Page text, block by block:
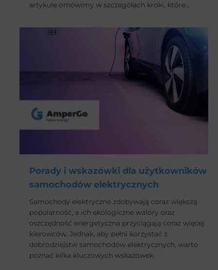
artykule omówimy w szczegółach kroki, które
samochodu elektrycznego w Twoim domu lub
Porady i wskazówki dla użytkowników
samochodów elektrycznych
Samochody elektryczne zdobywają coraz większą
popularność, a ich ekologiczne walory oraz
oszczędność energetyczna przyciągają coraz więcej
kierowców. Jednak, aby pełni korzystać z
dobrodziejstw samochodów elektrycznych, warto
poznać kilka kluczowych wskazówek.